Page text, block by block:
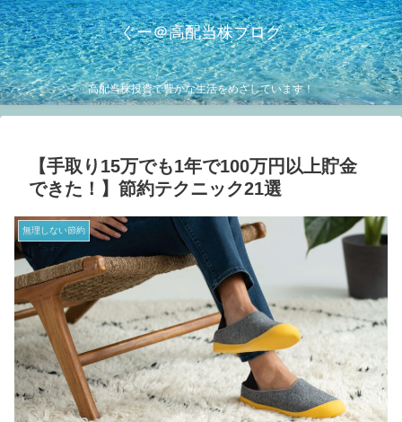
ぐー＠高配当株ブログ
高配当株投資で豊かな生活をめざしています！
【手取り15万でも1年で100万円以上貯金
できた！】節約テクニック21選
無理しない節約